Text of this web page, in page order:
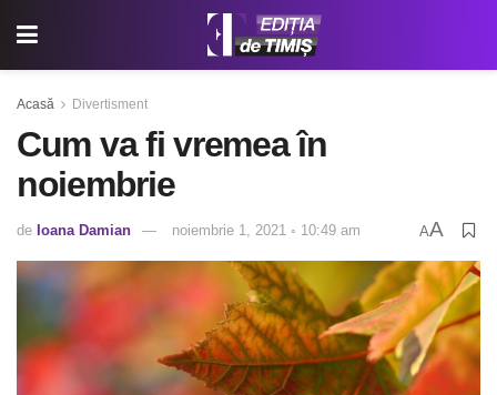
Acasă Divertisment
Cum va fi vremea în
noiembrie
de Ioana Damian noiembrie 1, 2021 ◦ 10:49 am AA